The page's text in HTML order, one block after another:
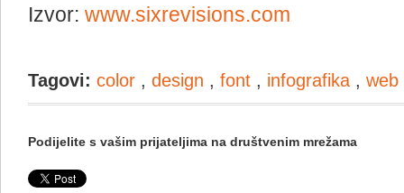
Izvor: www.sixrevisions.com
Tagovi: color , design , font , infografika , web
Podijelite s vašim prijateljima na društvenim mrežama